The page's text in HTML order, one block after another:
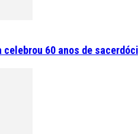
celebrou 60 anos de